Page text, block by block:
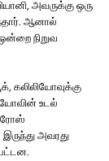
அவருக்கு ஒரு
ஆனால்
நிறுவ
கலிலியோவுக்கு
உடல்
அவரது